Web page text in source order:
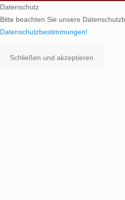
Datenschutz
Bitte beachten Sie unsere
Datenschutzbestimmungen!
Schließen und akzeptieren